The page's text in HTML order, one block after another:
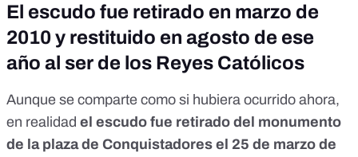
El escudo fue retirado en marzo de
2010 y restituido en agosto de ese
año al ser de los Reyes Católicos
Aunque se comparte como si hubiera ocurrido ahora,
en realidad el escudo fue retirado del monumento
de la plaza de Conquistadores el 25 de marzo de